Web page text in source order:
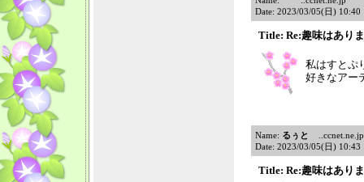
Date: 2023/03/05(日)
Title: Re:趣味はあり
私はすとぷ
好きなアー
Name: るぅと
..ccnet.ne.jp
Date: 2023/03/05(日)
Title: Re:趣味はあり